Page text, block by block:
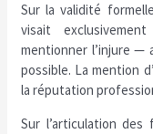
Sur la validité
visait
mentionner l’injure —
possible. La mention
la réputation
Sur l’articulation